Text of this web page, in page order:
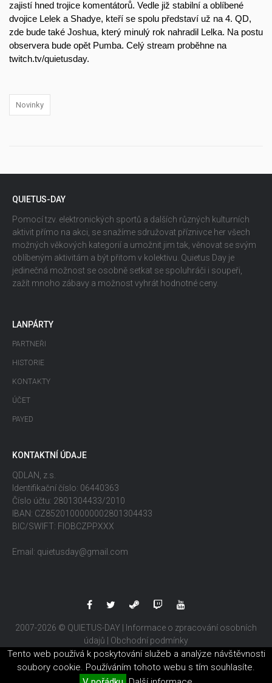
zajistí hned trojice komentátorů. Vedle již stabilní a oblíbené
dvojice Lelek a Shadye, kteří se spolu představí už na 4. QD,
zde bude také Joshua, který minulý rok nahradil Lelka. Na postu
observera bude opět Pumba. Celý stream proběhne na
twitch.tv/quietusday.
Novinky
QUIETUS-DAY
Pomocí tzv. elektronických sportů a dalších různých kulturních
aktivit přímo na akci, se snažíme sdružovat příznivce her všech
možných věkových kategorií a umožnit jim tak, věnovat se svým
oblíbeným aktivitám a být přitom v kolektivu. Quietus Day je
jedinečná možnost se osobně setkat se spoluhráči i soupeři,
zažít mnoho zábavy a možnost vyhrát hodnotné ceny.
LANPÁRTY
PARTNEŘI
HISTORIE
KONTAKTY
ÚČET
PAYED
KONTAKTNÍ ÚDAJE
QDLAN, z.s.
Identifikační číslo: 06440363
Číslo účtu: 2801304433/2010
IBAN: CZ8520100000002801304433
BIC/SWIFT: FIOBCZPPXXX
Email: quietusday@gmail.com
2007-2026 © QUIETUS-DAY |
Informace o zpracování osobních
údajů
Obchodní podmínky
Tento web používá k poskytování služeb a analýze návštěvnosti
soubory cookie. Používáním tohoto webu s tím souhlasíte.